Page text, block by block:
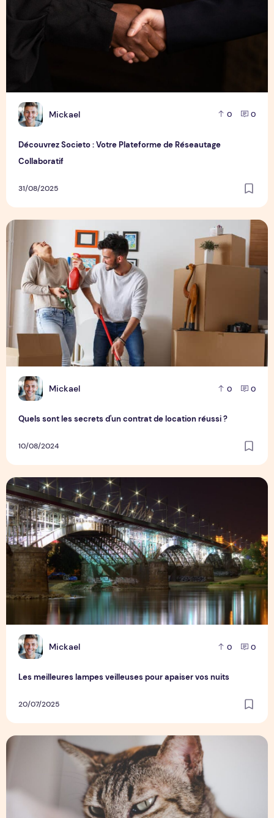
M Mickael 0 0
Découvrez Societo : Votre Plateforme de Réseautage
Collaboratif
31/08/2025
M Mickael 0 0
Quels sont les secrets d'un contrat de location réussi ?
10/08/2024
Quels sont les secrets d'un contrat de location réussi ?
M Mickael 0 0
Les meilleures lampes veilleuses pour apaiser vos nuits
20/07/2025
Les meilleures lampes veilleuses pour apaiser vos nuits
Pourquoi choisir un collier adapté pour votre chat ?